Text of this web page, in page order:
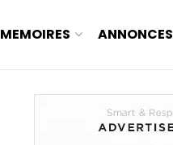
MEMOIRES ANNONCES